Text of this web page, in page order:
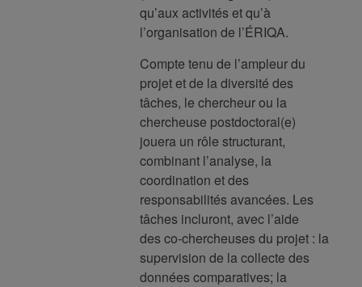
qu’aux activités et qu’à
l’organisation de l’ÉRIQA.
Compte tenu de l’ampleur du
projet et de la diversité des
tâches, le chercheur ou la
chercheuse postdoctoral(e)
jouera un rôle structurant,
combinant l’analyse, la
coordination et des
responsabilités avancées. Les
tâches incluront, avec l’aide
des co-chercheuses du projet : la
supervision de la collecte des
données comparatives; la